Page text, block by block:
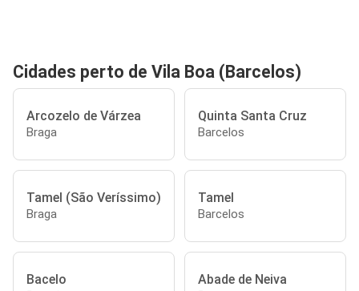
Cidades perto de Vila Boa (Barcelos)
Arcozelo de Várzea
Braga
Quinta Santa Cruz
Barcelos
Tamel (São Veríssimo)
Braga
Tamel
Barcelos
Bacelo Abade de Neiva